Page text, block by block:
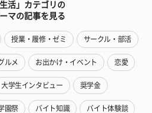
生活」カテゴリの
マの記事を見る
授業・履修・ゼミ サークル・部活
ルメ お出かけ・イベント 恋愛
大学生インタビュー 奨学金
園祭 バイト知識 バイト体験談